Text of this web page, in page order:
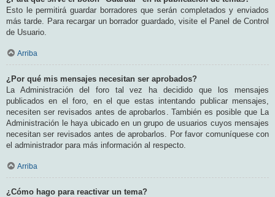
Esto le permitirá guardar borradores que serán completados y enviados
más tarde. Para recargar un borrador guardado, visite el Panel de Control
de Usuario.
Arriba
¿Por qué mis mensajes necesitan ser aprobados?
La Administración del foro tal vez ha decidido que los mensajes
publicados en el foro, en el que estas intentando publicar mensajes,
necesiten ser revisados antes de aprobarlos. También es posible que La
Administración le haya ubicado en un grupo de usuarios cuyos mensajes
necesitan ser revisados antes de aprobarlos. Por favor comuníquese con
el administrador para más información al respecto.
Arriba
¿Cómo hago para reactivar un tema?